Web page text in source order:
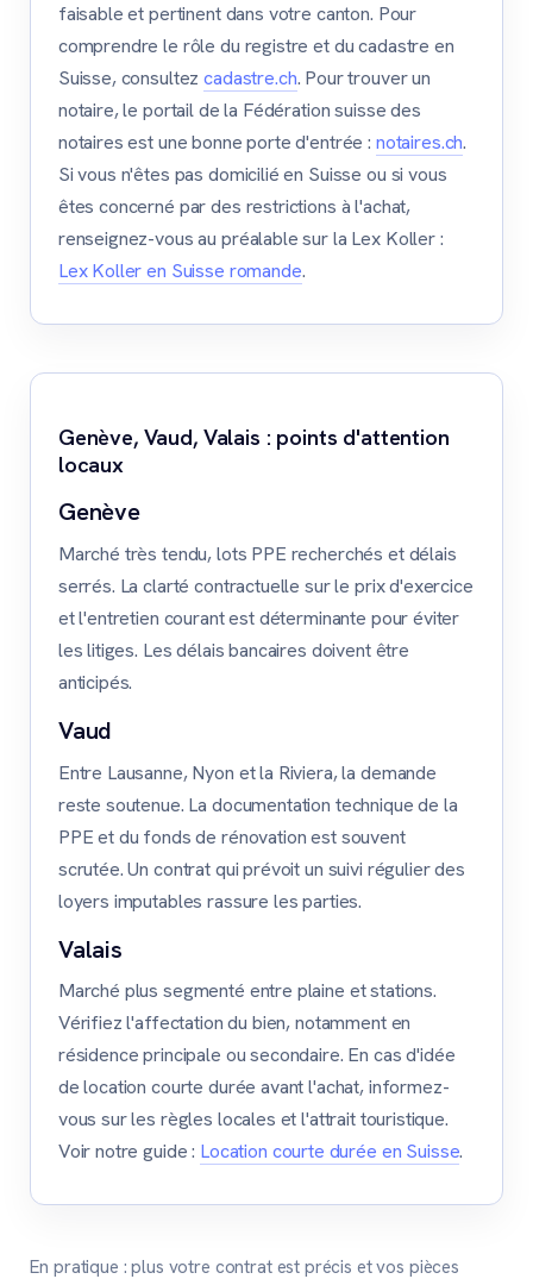
faisable et pertinent dans votre canton. Pour
comprendre le rôle du registre et du cadastre en
Suisse, consultezcadastre.ch. Pour trouver un
notaire, le portail de la Fédération suisse des
notaires est une bonne porte d'entrée : notaires.ch.
Si vous n'êtes pas domicilié en Suisse ou si vous
êtes concerné par des restrictions à l'achat,
renseignez-vous au préalable sur la Lex Koller :
Lex Koller en Suisse romande.
Genève, Vaud, Valais : points d'attention
locaux
Genève
Marché très tendu, lots PPE recherchés et délais
serrés. La clarté contractuelle sur le prix d'exercice
et l'entretien courant est déterminante pour éviter
les litiges. Les délais bancaires doivent être
anticipés.
Vaud
Entre Lausanne, Nyon et la Riviera, la demande
reste soutenue. La documentation technique de la
PPE et du fonds de rénovation est souvent
scrutée. Un contrat qui prévoit un suivi régulier des
loyers imputables rassure les parties.
Valais
Marché plus segmenté entre plaine et stations.
Vérifiez l'affectation du bien, notamment en
résidence principale ou secondaire. En cas d'idée
de location courte durée avant l'achat, informez-
vous sur les règles locales et l'attrait touristique.
Voir notre guide : Location courte durée en Suisse.
En pratique : plus votre contrat est précis et vos pièces